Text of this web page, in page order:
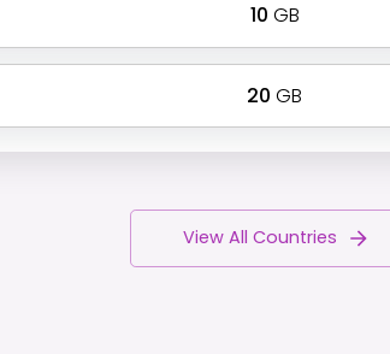
10 GB
20 GB
View All Countries